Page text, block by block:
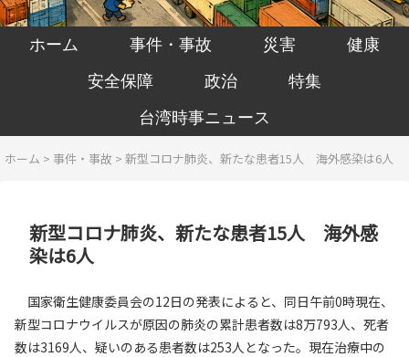
ホーム 事件・事故 災害
健康
安全保障
政治
特集
台湾時事ニュース
ホーム > 事件・事故 >新型コロナ肺炎、新たな患者15人 海外感染は6人
新型コロナ肺炎、新たな患者15人 海外感
染は6人
国家衛生健康委員会の12日の発表によると、同日午前0時現在、
新型コロナウイルスが原因の肺炎の累計患者数は8万793人、死者
数は3169人、疑いのある患者数は253人となった。現在治療中の